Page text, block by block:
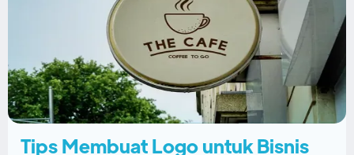
Tips Membuat Logo untuk Bisnis